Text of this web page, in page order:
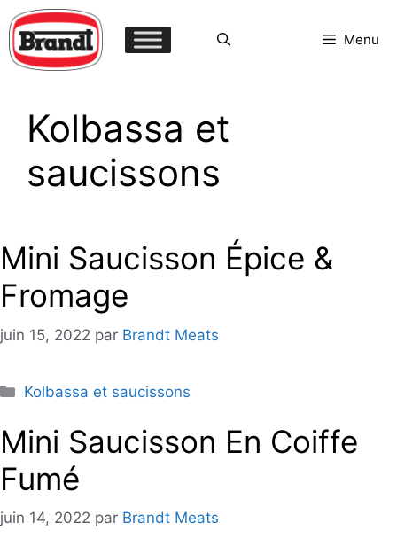
Aller
au
contenu
Menu
Kolbassa et
saucissons
Mini Saucisson Épice &
Fromage
juin 15, 2022 par Brandt Meats
Catégories
Kolbassa et saucissons
Mini Saucisson En Coiffe
Fumé
juin 14, 2022 par Brandt Meats